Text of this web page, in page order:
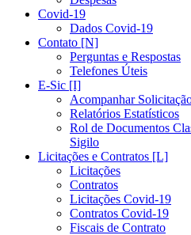
Covid-19
Dados Covid-19
Contato [N]
Perguntas e Respostas
Telefones Úteis
E-Sic [I]
Acompanhar
Relatórios Estatísticos
Rol de Documentos
Sigilo
Licitações e Contratos [L]
Licitações
Contratos
Licitações Covid-19
Contratos Covid-19
Fiscais de Contrato